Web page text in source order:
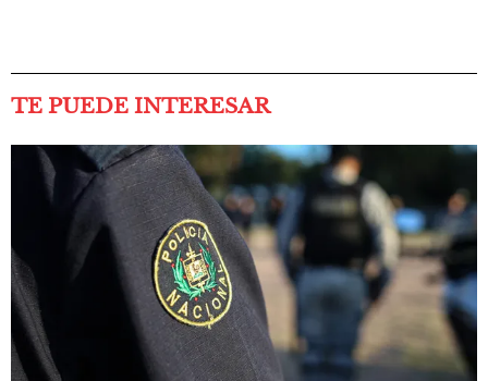
TE PUEDE INTERESAR